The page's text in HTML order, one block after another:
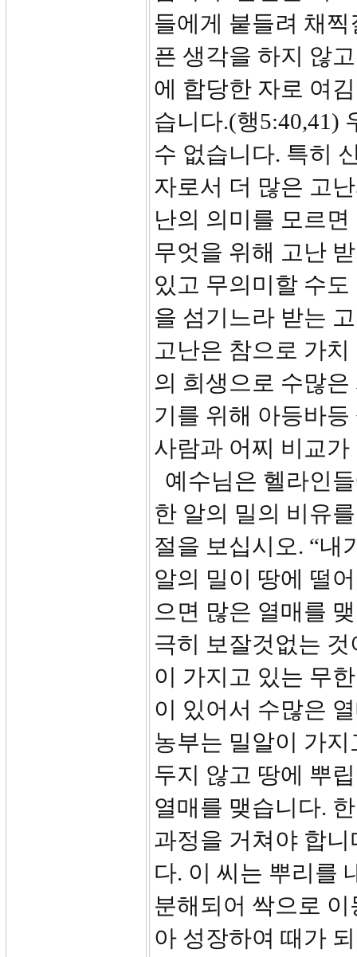
들에게 붙들려 채
픈 생각을 하지 않
에 합당한 자로 여
습니다.(행5:40,41)
수 없습니다. 특히
자로서 더 많은 고
난의 의미를 모르
무엇을 위해 고난
있고 무의미할 수
을 섬기느라 받는
고난은 참으로 가
의 희생으로 수많
기를 위해 아등바
사람과 어찌 비교가
예수님은 헬라인
한 알의 밀의 비유
절을 보십시오. “내
알의 밀이 땅에 떨
으면 많은 열매를
극히 보잘것없는
이 가지고 있는 무
이 있어서 수많은
농부는 밀알이 가
두지 않고 땅에 뿌
열매를 맺습니다.
과정을 거쳐야 합
다. 이 씨는 뿌리를
분해되어 싹으로
아 성장하여 때가